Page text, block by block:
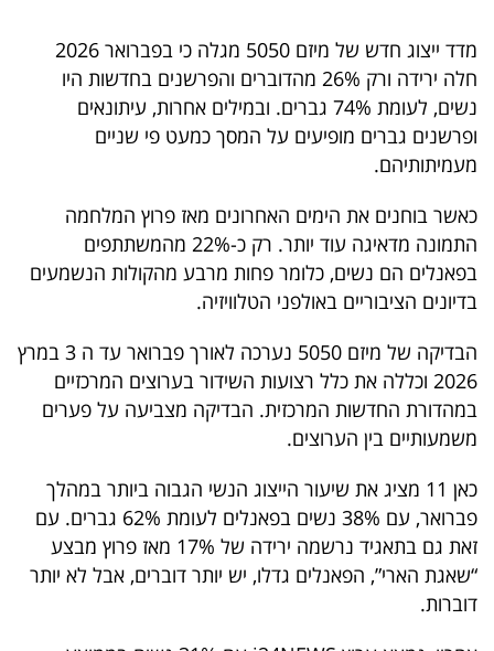
פודקאסט
40
UNDER
40
שיתופי
פעולה
דרושים
ניוזלטרים
מייל
אדום
מדד ייצוג חדש של מיזם 5050 מגלה כי בפברואר 2026
חלה ירידה ורק 26% מהדוברים והפרשנים בחדשות היו
נשים, לעומת 74% גברים. ובמילים אחרות, עיתונאים
ופרשנים גברים מופיעים על המסך כמעט פי שניים
מעמיתותיהם.
כאשר בוחנים את הימים האחרונים מאז פרוץ המלחמה
התמונה מדאיגה עוד יותר. רק כ-22% מהמשתתפים
בפאנלים הם נשים, כלומר פחות מרבע מהקולות הנשמעים
בדיונים הציבוריים באולפני הטלוויזיה.
הבדיקה של מיזם 5050 נערכה לאורך פברואר עד ה 3 במרץ
2026 וכללה את כלל רצועות השידור בערוצים המרכזיים
במהדורת החדשות המרכזית. הבדיקה מצביעה על פערים
משמעותיים בין הערוצים.
כאן 11 מציג את שיעור הייצוג הנשי הגבוה ביותר במהלך
פברואר, עם 38% נשים בפאנלים לעומת 62% גברים. עם
זאת גם בתאגיד נרשמה ירידה של 17% מאז פרוץ מבצע
“שאגת הארי”, הפאנלים גדלו, יש יותר דוברים, אבל לא יותר
דוברות.